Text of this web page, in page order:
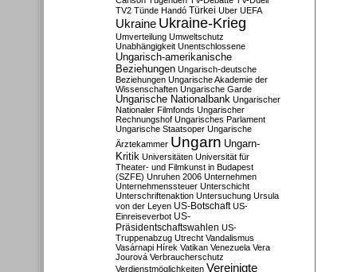
TV2 Tünde Handó Türkei Uber UEFA
Ukraine Ukraine-Krieg
Umverteilung Umweltschutz
Unabhängigkeit Unentschlossene
Ungarisch-amerikanische
Beziehungen Ungarisch-deutsche
Beziehungen Ungarische Akademie der
Wissenschaften Ungarische Garde
Ungarische Nationalbank Ungarischer
Nationaler Filmfonds Ungarischer
Rechnungshof Ungarisches Parlament
Ungarische Staatsoper Ungarische
Ärztekammer Ungarn Ungarn-
Kritik Universitäten Universität für
Theater- und Filmkunst in Budapest
(SZFE) Unruhen 2006 Unternehmen
Unternehmenssteuer Unterschicht
Unterschriftenaktion Untersuchung Ursula
von der Leyen US-Botschaft US-
Einreiseverbot US-
Präsidentschaftswahlen US-
Truppenabzug Utrecht Vandalismus
Vasárnapi Hírek Vatikan Venezuela Vera
Jourová Verbraucherschutz
Verdienstmöglichkeiten Vereinigte